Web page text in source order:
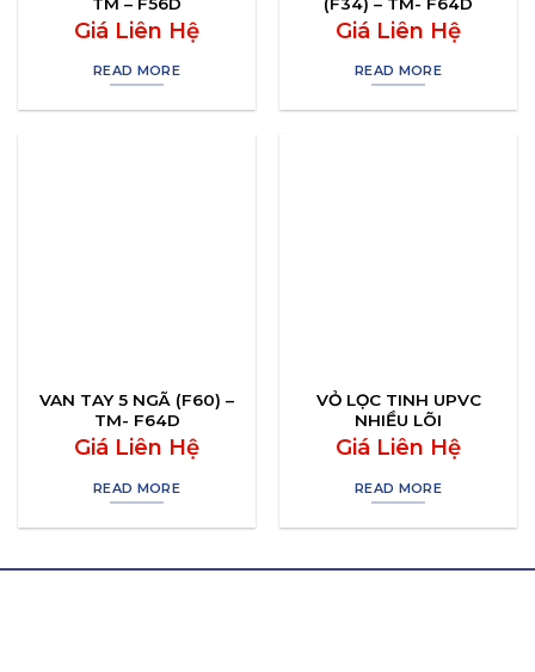
Giá Liên Hệ
READ MORE
Giá Liên Hệ
READ MORE
VAN TAY 5 NGÃ (F60) –
TM- F64D
Giá Liên Hệ
READ MORE
VỎ LỌC TINH UPVC
NHIỀU LÕI
Giá Liên Hệ
READ MORE